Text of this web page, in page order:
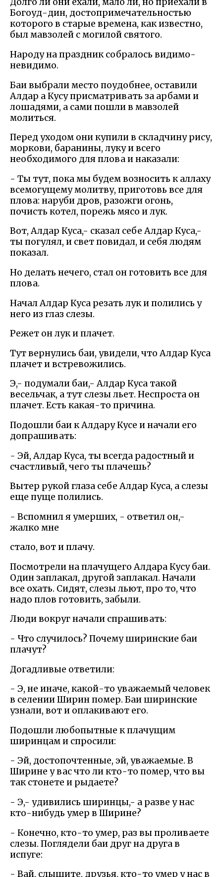
Богоуд-дин, достопримечательностью
которого в старые времена, как известно,
был мавзолей с могилой святого.
Народу на праздник собралось видимо-
невидимо.
Баи выбрали место поудобнее, оставили
Алдар а Кусу присматривать за арбами и
лошадями, а сами пошли в мавзолей
молиться.
Перед уходом они купили в складчину рису,
моркови, баранины, луку и всего
необходимого для плова и наказали:
- Ты тут, пока мы будем возносить к аллаху
всемогущему молитву, приготовь все для
плова: наруби дров, разожги огонь,
почисть котел, порежь мясо и лук.
Вот, Алдар Куса,- сказал себе Алдар Куса,-
ты погулял, и свет повидал, и себя людям
показал.
Но делать нечего, стал он готовить все для
плова.
Начал Алдар Куса резать лук и полились у
него из глаз слезы.
Режет он лук и плачет.
Тут вернулись баи, увидели, что Алдар Куса
плачет и встревожились.
Э,- подумали баи,- Алдар Куса такой
весельчак, а тут слезы льет. Неспроста он
плачет. Есть какая-то причина.
Подошли баи к Алдару Кусе и начали его
допрашивать:
- Эй, Алдар Куса, ты всегда радостный и
счастливый, чего ты плачешь?
Вытер рукой глаза себе Алдар Куса, а слезы
еще пуще полились.
- Вспомнил я умерших, - ответил он,-
жалко мне
стало, вот и плачу.
Посмотрели на плачущего Алдара Кусу баи.
Один заплакал, другой заплакал. Начали
все охать. Сидят, слезы льют, про то, что
надо плов готовить, забыли.
Люди вокруг начали спрашивать:
- Что случилось? Почему ширинские баи
плачут?
Догадливые ответили:
- Э, не иначе, какой-то уважаемый человек
в селении Ширин помер. Баи ширинские
узнали, вот и оплакивают его.
Подошли любопытные к плачущим
ширинцам и спросили:
- Эй, достопочтенные, эй, уважаемые. В
Ширине у вас что ли кто-то помер, что вы
так стонете и рыдаете?
- Э,- удивились ширинцы,- а разве у нас
кто-нибудь умер в Ширине?
- Конечно, кто-то умер, раз вы проливаете
слезы. Поглядели баи друг на друга в
испуге:
- Вай, слышите, друзья, кто-то умер у нас в